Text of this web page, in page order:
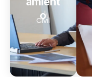
o
Civil